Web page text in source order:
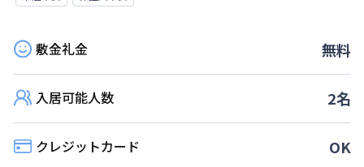
敷金礼金 無料
入居可能人数 2名
クレジットカード OK